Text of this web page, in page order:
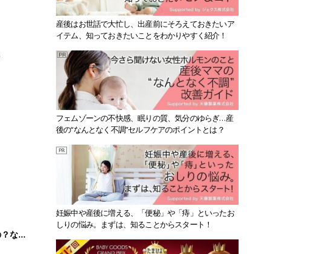
なに
産後はお世話で大忙し、出産前にそろえておきたいア
イテム、知っておきたいことをわかりやすく紹介！
フェムゾーンの不快感、眠りの質、気分のゆらぎ…産
後の“なんとなく不調”セルフケアのポイントとは？
妊娠中や産後に増える、「便秘」や「痔」といったお
しりの悩み。まずは、知ることからスタート！